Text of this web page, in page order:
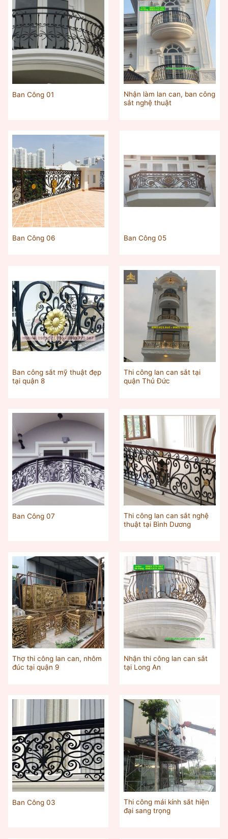
Ban Công 01
Nhận làm lan can, ban công
sắt nghệ thuật
Ban Công 06 Ban Công 05
Ban công sắt mỹ thuật đẹp
tại quận 8
Thi công lan can sắt tại
quận Thủ Đức
Ban Công 07
Thi công lan can sắt nghệ
thuật tại Bình Dương
Thợ thi công lan can, nhôm
đúc tại quận 9
Nhận thi công lan can sắt
tại Long An
Ban Công 03
Thi công mái kính sắt hiện
đại sang trọng